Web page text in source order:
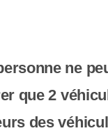
ne
que 2
des